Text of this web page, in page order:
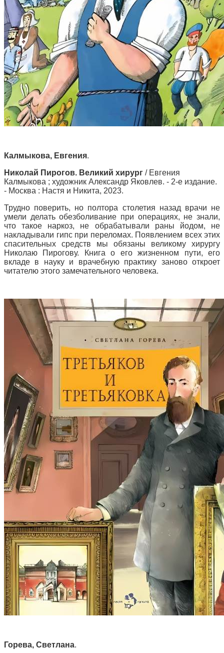
Калмыкова, Евгения.
Николай Пирогов. Великий хирург / Евгения
Калмыкова ; художник Александр Яковлев. - 2-е издание.
- Москва : Настя и Никита, 2023.
Трудно поверить, но полтора столетия назад врачи не
умели делать обезболивание при операциях, не знали,
что такое наркоз, не обрабатывали раны йодом, не
накладывали гипс при переломах. Появлением всех этих
спасительных средств мы обязаны великому хирургу
Николаю Пирогову. Книга о его жизненном пути, его
вкладе в науку и врачебную практику заново откроет
читателю этого замечательного человека.
Горева, Светлана.